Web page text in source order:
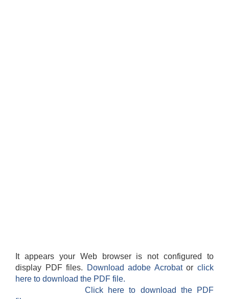
It appears your Web browser is not configured to
display PDF files.
Download adobe Acrobatorclick
here to download the PDF file.
Click here to download the PDF